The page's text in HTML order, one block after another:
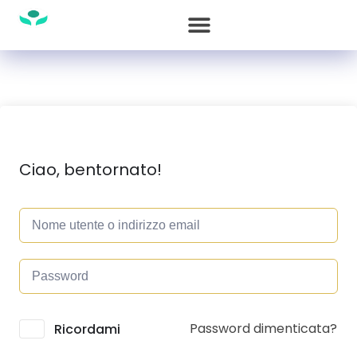
Ciao, bentornato!
Alternative:
Ricordami Password dimenticata?